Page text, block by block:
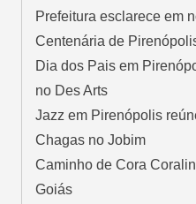
Prefeitura esclarece em
Centenária de
Dia dos Pais em
no Des Arts
Jazz em Pirenópolis
Chagas no Jobim
Caminho de Cora
Goiás